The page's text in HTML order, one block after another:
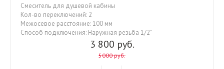
3 800 руб.
5000 руб.
Смеситель для душевой кабины
Кол-во переключений: 2
Межосевое расстояние: 100 мм
Способ подключения: Наружная резьба 1/2"